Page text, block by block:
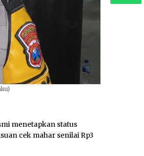
menetapkan status
cek mahar senilai Rp3